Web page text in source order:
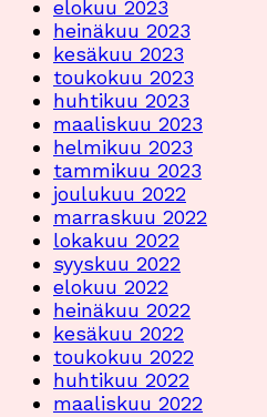
elokuu 2023
heinäkuu 2023
kesäkuu 2023
toukokuu 2023
huhtikuu 2023
maaliskuu 2023
helmikuu 2023
tammikuu 2023
joulukuu 2022
marraskuu 2022
lokakuu 2022
syyskuu 2022
elokuu 2022
heinäkuu 2022
kesäkuu 2022
toukokuu 2022
huhtikuu 2022
maaliskuu 2022